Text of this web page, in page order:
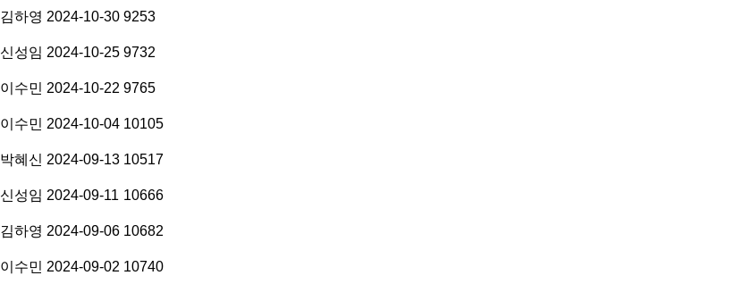
김하영 2024-10-30 9253
신성임 2024-10-25 9732
이수민 2024-10-22 9765
이수민 2024-10-04 10105
박혜신 2024-09-13 10517
신성임 2024-09-11 10666
김하영 2024-09-06 10682
이수민 2024-09-02 10740